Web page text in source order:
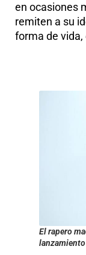
en ocasiones
remiten a su
forma de
El rapero
lanzamiento